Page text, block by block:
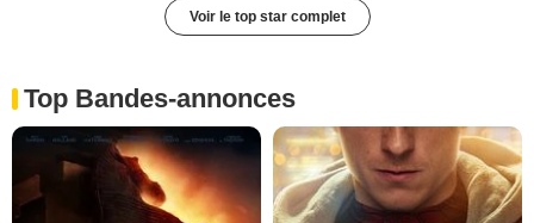
Voir le top star complet
Top Bandes-annonces